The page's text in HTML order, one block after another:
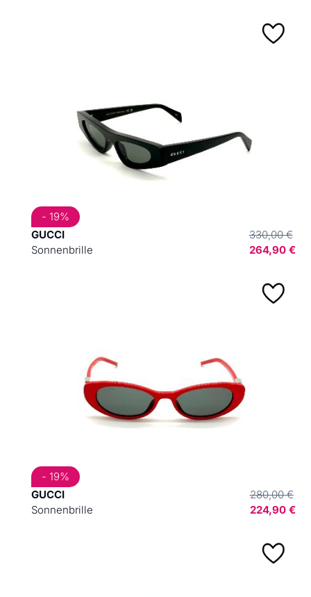
GUCCI
Sonnenbrille
330,00 €
264,90 €
- 19%
GUCCI
Sonnenbrille
280,00 €
224,90 €
- 19%